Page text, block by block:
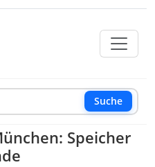
Suche
Speicher